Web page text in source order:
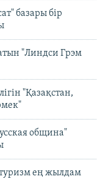
базары бір
"Линдси Грэм
"Қазақстан,
община"
ең жылдам